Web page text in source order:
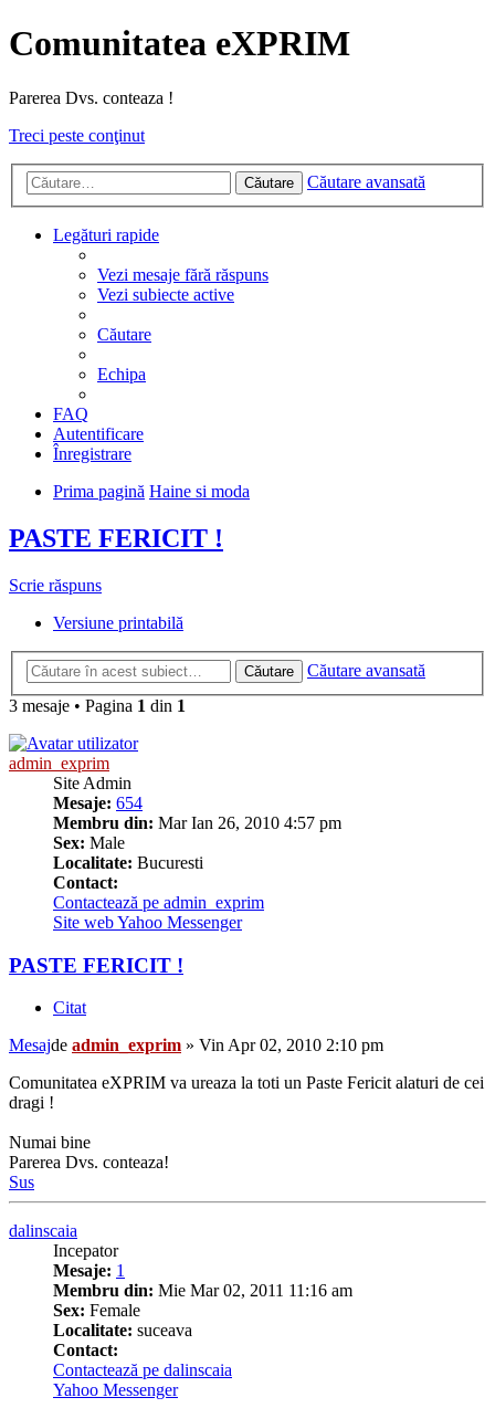
Comunitatea eXPRIM
Parerea Dvs. conteaza !
Treci peste conţinut
Căutare Căutare avansată
Legături rapide
Vezi mesaje fără răspuns
Vezi subiecte active
Căutare
Echipa
FAQ
Autentificare
Înregistrare
Prima pagină Haine si moda
PASTE FERICIT !
Scrie răspuns
Versiune printabilă
Căutare
Căutare avansată
3 mesaje • Pagina 1 din 1
admin_exprim
Site Admin
Mesaje: 654
Membru din: Mar Ian 26, 2010 4:57 pm
Sex: Male
Localitate: Bucuresti
Contact:
Contactează pe admin_exprim
Site webYahoo Messenger
PASTE FERICIT !
Citat
Mesajde admin_exprim » Vin Apr 02, 2010 2:10 pm
Comunitatea eXPRIM va ureaza la toti un Paste Fericit alaturi de cei
dragi !
Numai bine
Parerea Dvs. conteaza!
Sus
dalinscaia
Incepator
Mesaje: 1
Membru din: Mie Mar 02, 2011 11:16 am
Sex: Female
Localitate: suceava
Contact:
Contactează pe dalinscaia
Yahoo Messenger